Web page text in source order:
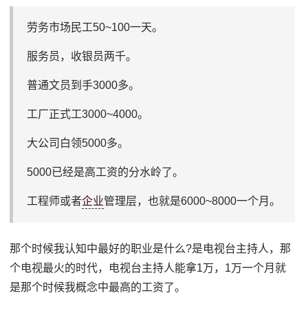
劳务市场民工50~100一天。
服务员，收银员两千。
普通文员到手3000多。
工厂正式工3000~4000。
大公司白领5000多。
5000已经是高工资的分水岭了。
工程师或者企业管理层，也就是6000~8000一个月。
那个时候我认知中最好的职业是什么?是电视台主持人，那
个电视最火的时代，电视台主持人能拿1万，1万一个月就
是那个时候我概念中最高的工资了。